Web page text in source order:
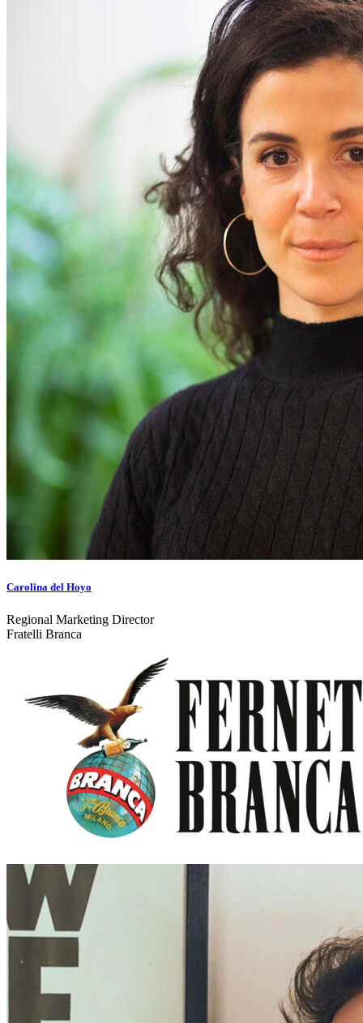
Carolina del Hoyo
Regional Marketing Director
Fratelli Branca